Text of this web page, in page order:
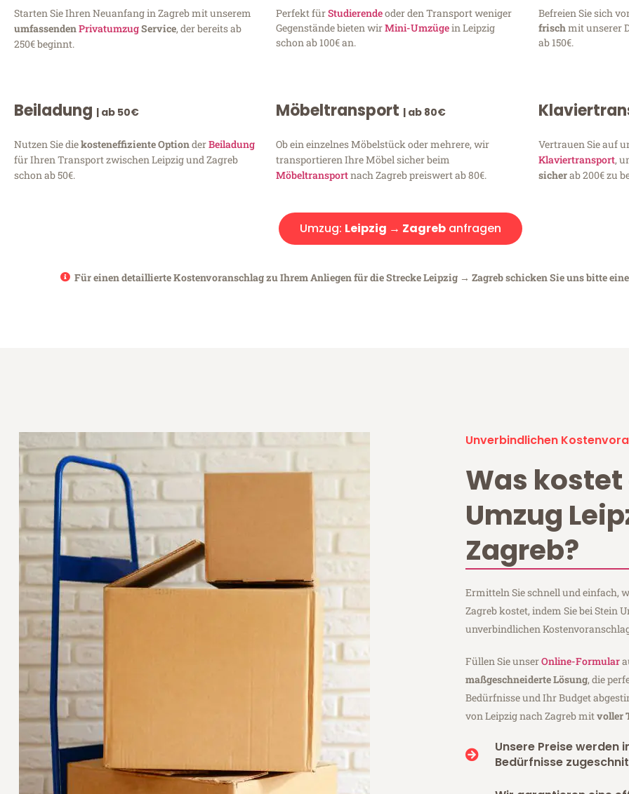
Starten Sie Ihren Neuanfang in Zagreb mit unserem
umfassendenPrivatumzugService, der bereits ab
250€ beginnt.
Perfekt fürStudierendeoder den Transport weniger
Gegenstände bieten wirMini-Umzügein Leipzig
schon ab 100€ an.
Befreien Sie sich
frischmit unserer
ab 150€.
Beiladung | ab 50€
Nutzen Sie diekosteneffiziente OptionderBeiladung
für Ihren Transport zwischen Leipzig und Zagreb
schon ab 50€.
Möbeltransport | ab 80€
Ob ein einzelnes Möbelstück oder mehrere, wir
transportieren Ihre Möbel sicher beim
Möbeltransportnach Zagreb preiswert ab 80€.
Vertrauen Sie auf
Klaviertransport,
sicherab 200€ zu
Umzug: Leipzig → Zagrebanfragen
Für einen detaillierte Kostenvoranschlag zu Ihrem Anliegen für die Strecke Leipzig → Zagreb schicken Sie uns bitte
Unverbindlichen
Was kostet
Umzug
Zagreb?
Ermitteln Sie schnell und einfach,
Zagreb kostet, indem Sie bei Stein
unverbindlichen
Füllen Sie unserOnline-Formular
maßgeschneiderte Lösung, die
Bedürfnisse und Ihr Budget
von Leipzig nach Zagreb mitvoller
Unsere Preise werden
Bedürfnisse